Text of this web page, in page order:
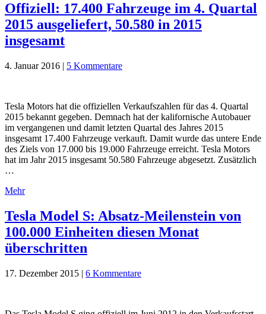
Offiziell: 17.400 Fahrzeuge im 4. Quartal
2015 ausgeliefert, 50.580 in 2015
insgesamt
4. Januar 2016 | 5 Kommentare
Tesla Motors hat die offiziellen Verkaufszahlen für das 4. Quartal
2015 bekannt gegeben. Demnach hat der kalifornische Autobauer
im vergangenen und damit letzten Quartal des Jahres 2015
insgesamt 17.400 Fahrzeuge verkauft. Damit wurde das untere Ende
des Ziels von 17.000 bis 19.000 Fahrzeuge erreicht. Tesla Motors
hat im Jahr 2015 insgesamt 50.580 Fahrzeuge abgesetzt. Zusätzlich
…
Mehr
Tesla Model S: Absatz-Meilenstein von
100.000 Einheiten diesen Monat
überschritten
17. Dezember 2015 | 6 Kommentare